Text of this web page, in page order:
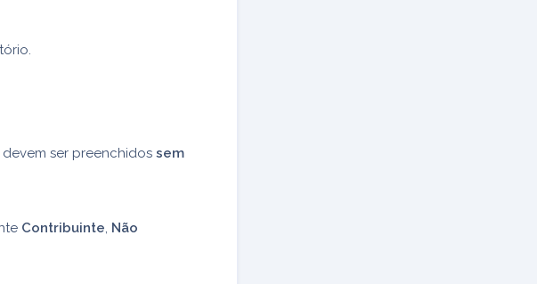
devem ser preenchidos sem
Contribuinte Não